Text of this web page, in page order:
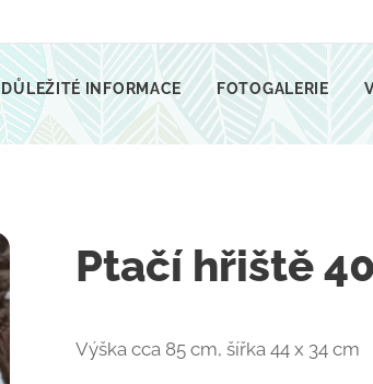
DŮLEŽITÉ INFORMACE FOTOGALERIE
Ptačí hřiště 40
Výška cca 85 cm, šířka 44 x 34 cm